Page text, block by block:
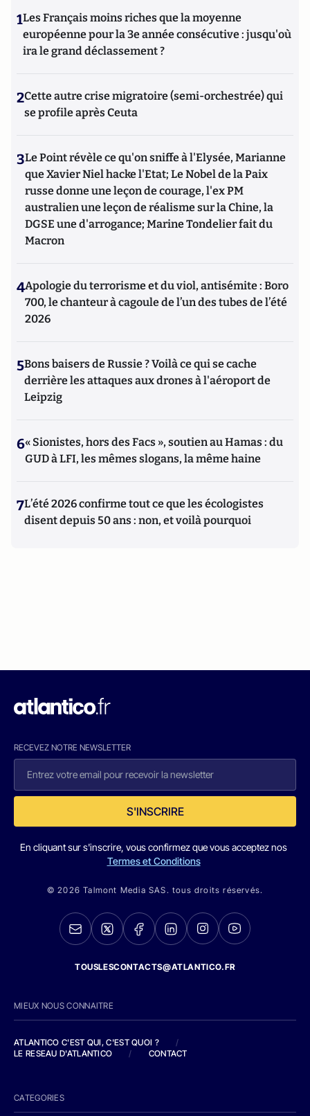
1Les Français moins riches que la moyenne
européenne pour la 3e année consécutive : jusqu'où
ira le grand déclassement ?
2Cette autre crise migratoire (semi-orchestrée) qui
se profile après Ceuta
3Le Point révèle ce qu'on sniffe à l'Elysée, Marianne
que Xavier Niel hacke l'Etat; Le Nobel de la Paix
russe donne une leçon de courage, l'ex PM
australien une leçon de réalisme sur la Chine, la
DGSE une d'arrogance; Marine Tondelier fait du
Macron
4Apologie du terrorisme et du viol, antisémite : Boro
700, le chanteur à cagoule de l’un des tubes de l’été
2026
5Bons baisers de Russie ? Voilà ce qui se cache
derrière les attaques aux drones à l'aéroport de
Leipzig
6« Sionistes, hors des Facs », soutien au Hamas : du
GUD à LFI, les mêmes slogans, la même haine
7L’été 2026 confirme tout ce que les écologistes
disent depuis 50 ans : non, et voilà pourquoi
RECEVEZ NOTRE NEWSLETTER
S'INSCRIRE
En cliquant sur s'inscrire, vous confirmez que vous acceptez nos
Termes et Conditions
© 2026 Talmont Media SAS. tous droits réservés.
TOUSLESCONTACTS@ATLANTICO.FR
MIEUX NOUS CONNAITRE
ATLANTICO C'EST QUI, C'EST QUOI ?
/
LE RESEAU D'ATLANTICO
/ CONTACT
CATEGORIES